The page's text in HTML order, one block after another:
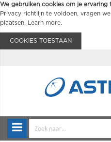
We gebruiken cookies om je ervaring
Privacy richtlijn te voldoen, vragen
plaatsen.
Learn more.
COOKIES TOESTAAN